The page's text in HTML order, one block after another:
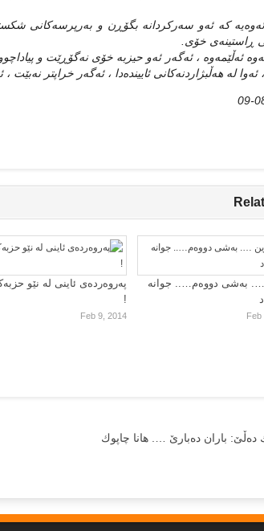
که‌ ئه‌و سه‌رکردانه‌ بگۆڕن و به‌رپرسه‌کانی
ڕاستینه‌ی خۆی.
ئه‌ڵێمه‌وه‌ ، ئه‌گه‌ر ئه‌و حیزبه‌ خۆی نه‌گۆڕێت و
ئه‌وا له‌ هه‌ڵبژاردنه‌کانی ئایینده‌دا ، ئه‌گه‌ر خراپتر نه‌بێت
09-
پەروەردەی ئاینی لە نێو
!
Feb 9, 2014
…. بەشی دووەم….. جوانە
Feb
ده‌ڵێ: باران ده‌بارێ‌ …. هانا چاپوك